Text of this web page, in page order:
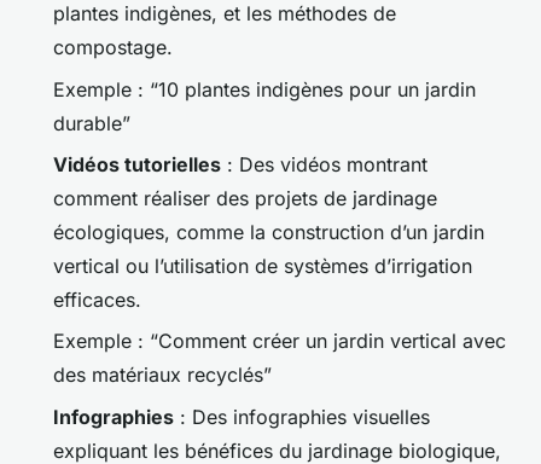
plantes indigènes, et les méthodes de
compostage.
Exemple : “10 plantes indigènes pour un jardin
durable”
Vidéos tutorielles : Des vidéos montrant
comment réaliser des projets de jardinage
écologiques, comme la construction d’un jardin
vertical ou l’utilisation de systèmes d’irrigation
efficaces.
Exemple : “Comment créer un jardin vertical avec
des matériaux recyclés”
Infographies : Des infographies visuelles
expliquant les bénéfices du jardinage biologique,